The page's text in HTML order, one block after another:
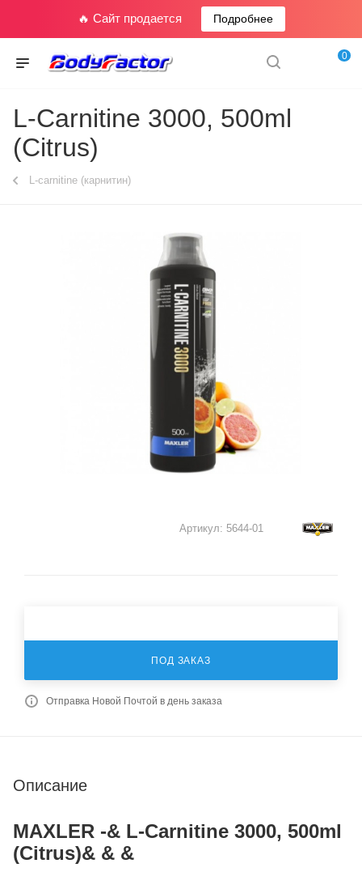
🔥 Сайт продается Подробнее
0
L-Carnitine 3000, 500ml
(Citrus)
L-carnitine (карнитин)
Артикул: 5644-01
ПОД ЗАКАЗ
Отправка Новой Почтой в день заказа
Описание
MAXLER -& L-Carnitine 3000, 500ml
(Citrus)& & &